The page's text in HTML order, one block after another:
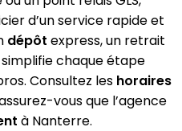
d’un service rapide et
dépôt express, un retrait
chaque étape
Consultez les horaires
vous que l’agence
à Nanterre.